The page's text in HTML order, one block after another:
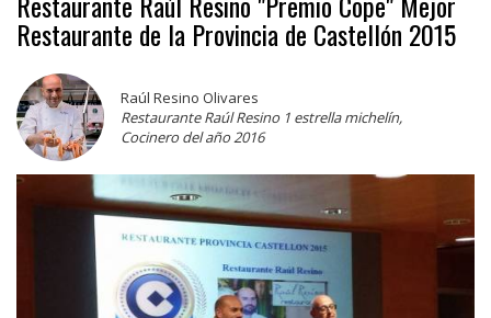
Restaurante de la Provincia de Castellón 2015
Raúl Resino Olivares
Restaurante Raúl Resino 1 estrella michelín,
Cocinero del año 2016